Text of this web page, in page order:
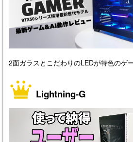
2面ガラスとこだわりのLEDが特色のゲ
Lightning-G